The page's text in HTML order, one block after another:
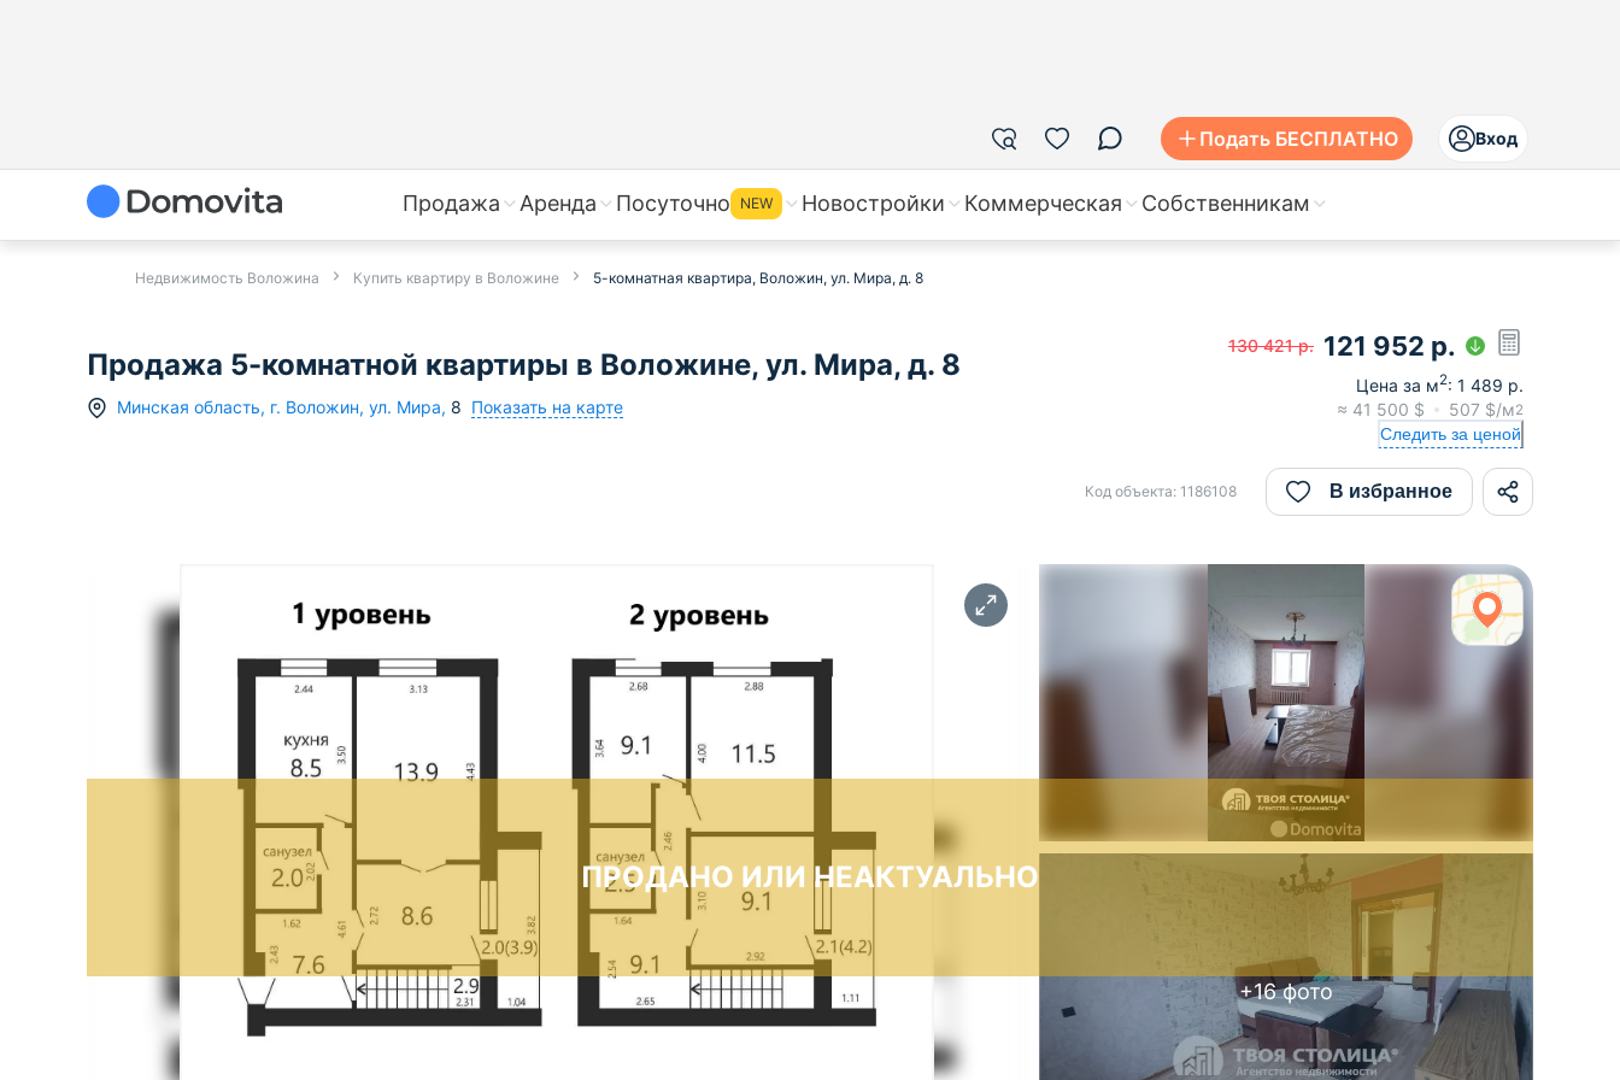
Подать БЕСПЛАТНО Вход
Продажа Аренда Посуточно NEW Новостройки Коммерческая Собственникам
Недвижимость Воложина Купить квартиру в Воложине 5-комнатная квартира, Воложин, ул. Мира, д. 8
Продажа 5-комнатной квартиры в Воложине, ул. Мира, д. 8
Минская область, г. Воложин, ул. Мира, 8 Показать на карте
130 421 р. 121 952 р.
Цена за м2: 1 489 р.
≈ 41 500 $ 507 $/м2
Следить за ценой
Код объекта: 1186108 В избранное
ПРОДАНО ИЛИ НЕАКТУАЛЬНО
+16фото